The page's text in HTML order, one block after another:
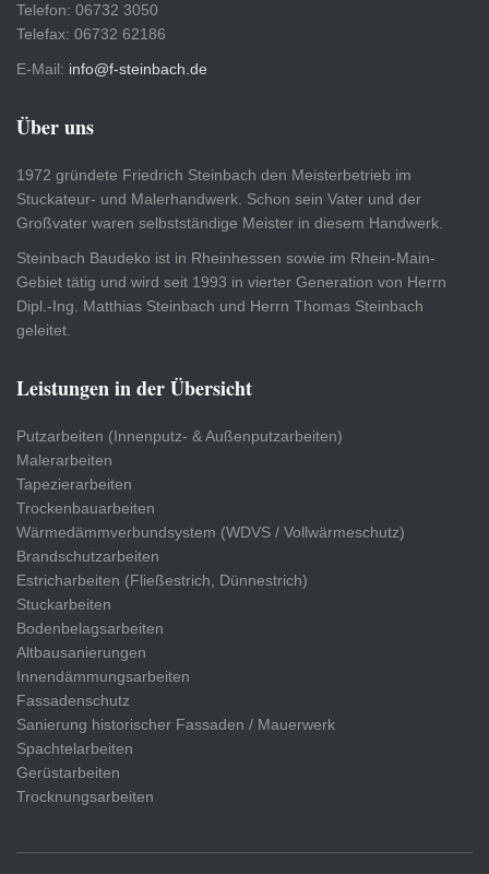
Telefon: 06732 3050
Telefax: 06732 62186
E-Mail: info@f-steinbach.de
Über uns
1972 gründete Friedrich Steinbach den Meisterbetrieb im
Stuckateur- und Malerhandwerk. Schon sein Vater und der
Großvater waren selbstständige Meister in diesem Handwerk.
Steinbach Baudeko ist in Rheinhessen sowie im Rhein-Main-
Gebiet tätig und wird seit 1993 in vierter Generation von Herrn
Dipl.-Ing. Matthias Steinbach und Herrn Thomas Steinbach
geleitet.
Leistungen in der Übersicht
Putzarbeiten (Innenputz- & Außenputzarbeiten)
Malerarbeiten
Tapezierarbeiten
Trockenbauarbeiten
Wärmedämmverbundsystem (WDVS / Vollwärmeschutz)
Brandschutzarbeiten
Estricharbeiten (Fließestrich, Dünnestrich)
Stuckarbeiten
Bodenbelagsarbeiten
Altbausanierungen
Innendämmungsarbeiten
Fassadenschutz
Sanierung historischer Fassaden / Mauerwerk
Spachtelarbeiten
Gerüstarbeiten
Trocknungsarbeiten